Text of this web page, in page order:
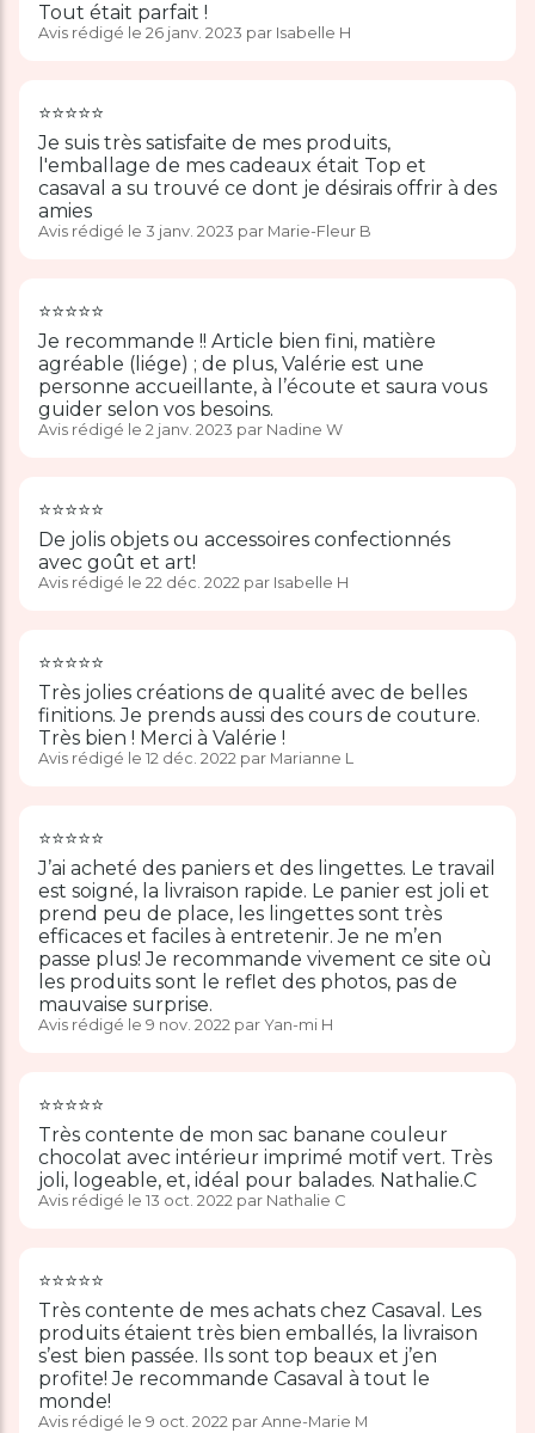
Tout était parfait !
Avis rédigé le 26 janv. 2023 par Isabelle H
⭐️⭐️⭐️⭐️⭐️
Je suis très satisfaite de mes produits,
l'emballage de mes cadeaux était Top et
casaval a su trouvé ce dont je désirais offrir à des
amies
Avis rédigé le 3 janv. 2023 par Marie-Fleur B
⭐️⭐️⭐️⭐️⭐️
Je recommande !! Article bien fini, matière
agréable (liége) ; de plus, Valérie est une
personne accueillante, à l’écoute et saura vous
guider selon vos besoins.
Avis rédigé le 2 janv. 2023 par Nadine W
⭐️⭐️⭐️⭐️⭐️
De jolis objets ou accessoires confectionnés
avec goût et art!
Avis rédigé le 22 déc. 2022 par Isabelle H
⭐️⭐️⭐️⭐️⭐️
Très jolies créations de qualité avec de belles
finitions. Je prends aussi des cours de couture.
Très bien ! Merci à Valérie !
Avis rédigé le 12 déc. 2022 par Marianne L
⭐️⭐️⭐️⭐️⭐️
J’ai acheté des paniers et des lingettes. Le travail
est soigné, la livraison rapide. Le panier est joli et
prend peu de place, les lingettes sont très
efficaces et faciles à entretenir. Je ne m’en
passe plus! Je recommande vivement ce site où
les produits sont le reflet des photos, pas de
mauvaise surprise.
Avis rédigé le 9 nov. 2022 par Yan-mi H
⭐️⭐️⭐️⭐️⭐️
Très contente de mon sac banane couleur
chocolat avec intérieur imprimé motif vert. Très
joli, logeable, et, idéal pour balades. Nathalie.C
Avis rédigé le 13 oct. 2022 par Nathalie C
⭐️⭐️⭐️⭐️⭐️
Très contente de mes achats chez Casaval. Les
produits étaient très bien emballés, la livraison
s’est bien passée. Ils sont top beaux et j’en
profite! Je recommande Casaval à tout le
monde!
Avis rédigé le 9 oct. 2022 par Anne-Marie M